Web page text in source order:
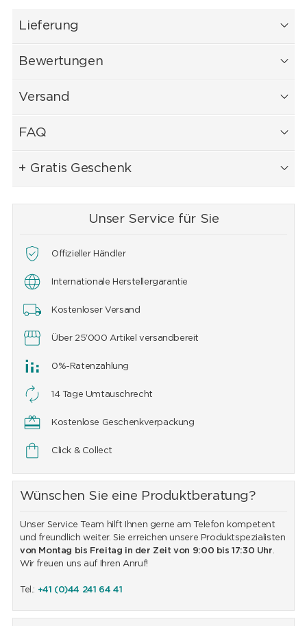
Lieferung
Bewertungen
Versand
FAQ
+ Gratis Geschenk
Unser Service für Sie
Offizieller Händler
Internationale Herstellergarantie
Kostenloser Versand
Über 25'000 Artikel versandbereit
0%-Ratenzahlung
14 Tage Umtauschrecht
Kostenlose Geschenkverpackung
Click & Collect
Wünschen Sie eine Produktberatung?
Unser Service Team hilft Ihnen gerne am Telefon kompetent
und freundlich weiter. Sie erreichen unsere Produktspezialisten
von Montag bis Freitag in der Zeit von 9:00 bis 17:30 Uhr.
Wir freuen uns auf Ihren Anruf!
Tel.: +41 (0)44 241 64 41